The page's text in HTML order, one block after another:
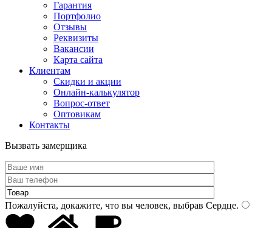
Гарантия
Портфолио
Отзывы
Реквизиты
Вакансии
Карта сайта
Клиентам
Скидки и акции
Онлайн-калькулятор
Вопрос-ответ
Оптовикам
Контакты
Вызвать замерщика
Пожалуйста, докажите, что вы человек, выбрав Сердце.